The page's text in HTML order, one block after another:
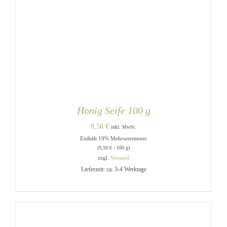
Honig Seife 100 g
9,50 € inkl. MwSt.
Enthält 19% Mehrwertsteuer
(9,50 € / 100 g)
zzgl. Versand
Lieferzeit: ca. 3-4 Werktage